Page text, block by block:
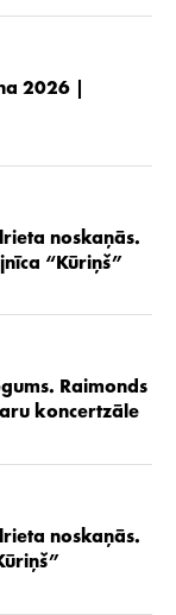
2026 |
noskaņās.
“Kūriņš”
Raimonds
koncertzāle
noskaņās.